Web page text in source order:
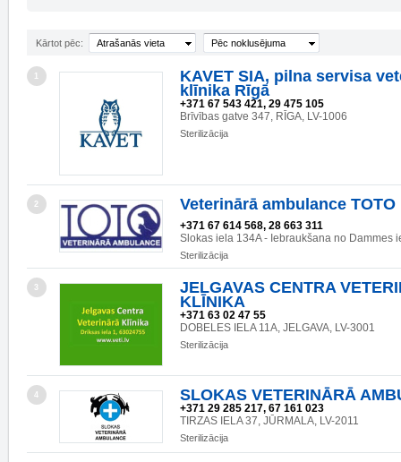
Kārtot pēc: Atrašanās vieta Pēc noklusējuma
1
KAVET SIA, pilna servisa
klīnika Rīgā
+371 67 543 421, 29 475 105
Brīvības gatve 347, RĪGA, LV-1006
Sterilizācija
2 Veterinārā ambulance TOTO
+371 67 614 568, 28 663 311
Slokas iela 134A - Iebraukšana no Dammes
Sterilizācija
3
JELGAVAS CENTRA
KLĪNIKA
+371 63 02 47 55
DOBELES IELA 11A, JELGAVA, LV-3001
Sterilizācija
4 SLOKAS VETERINĀRĀ
+371 29 285 217, 67 161 023
TIRZAS IELA 37, JŪRMALA, LV-2011
Sterilizācija